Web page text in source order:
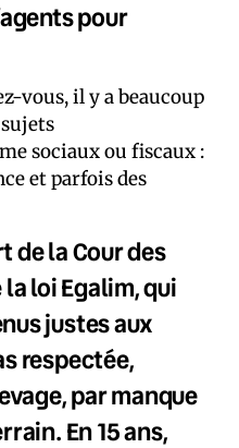
pour
vous, il y a beaucoup
sociaux ou fiscaux :
et parfois des
de la Cour des
loi Egalim, qui
justes aux
respectée,
par manque
En 15 ans,